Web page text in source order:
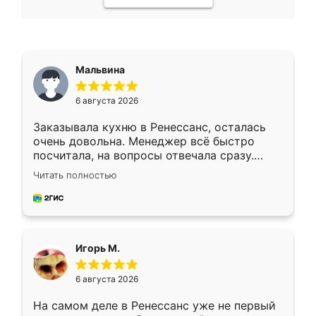
Мальвина
6 августа 2026
Заказывала кухню в Ренессанс, осталась
очень довольна. Менеджер всё быстро
посчитала, на вопросы отвечала сразу.
Замерщик приехал в субботу, подошёл к
делу со всей ответственностью. Собрали
за день, ребята работали аккуратно, даже
Читать полностью
Игорь М.
6 августа 2026
На самом деле в Ренессанс уже не первый